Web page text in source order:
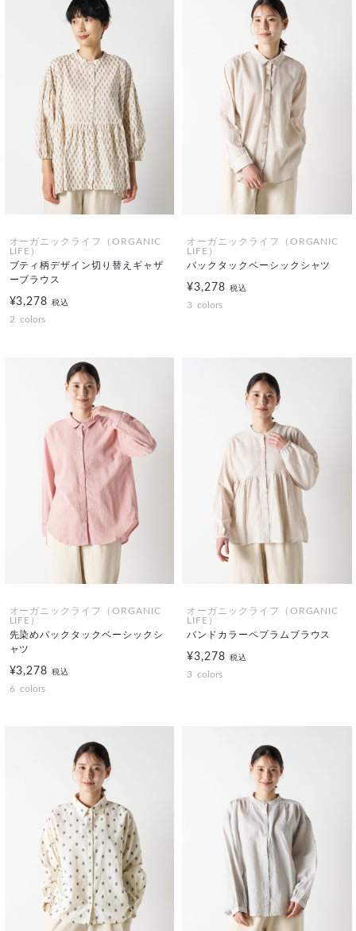
オーガニックライフ（ORGANIC
LIFE）
ブティ柄デザイン切り替えギャザ
ーブラウス
¥3,278税込
2 colors
オーガニックライフ（ORGANIC
LIFE）
バックタックベーシックシャツ
¥3,278 税込
3 colors
オーガニックライフ（ORGANIC
LIFE）
先染めバックタックベーシックシ
ャツ
¥3,278税込
6 colors
オーガニックライフ（ORGANIC
LIFE）
バンドカラーペプラムブラウス
¥3,278 税込
3 colors